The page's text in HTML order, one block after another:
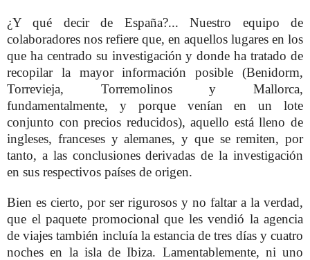
¿Y qué decir de España?... Nuestro equipo de
colaboradores nos refiere que, en aquellos lugares en los
que ha centrado su investigación y donde ha tratado de
recopilar la mayor información posible (Benidorm,
Torrevieja, Torremolinos y Mallorca,
fundamentalmente, y porque venían en un lote
conjunto con precios reducidos), aquello está lleno de
ingleses, franceses y alemanes, y que se remiten, por
tanto, a las conclusiones derivadas de la investigación
en sus respectivos países de origen.
Bien es cierto, por ser rigurosos y no faltar a la verdad,
que el paquete promocional que les vendió la agencia
de viajes también incluía la estancia de tres días y cuatro
noches en la isla de Ibiza. Lamentablemente, ni uno